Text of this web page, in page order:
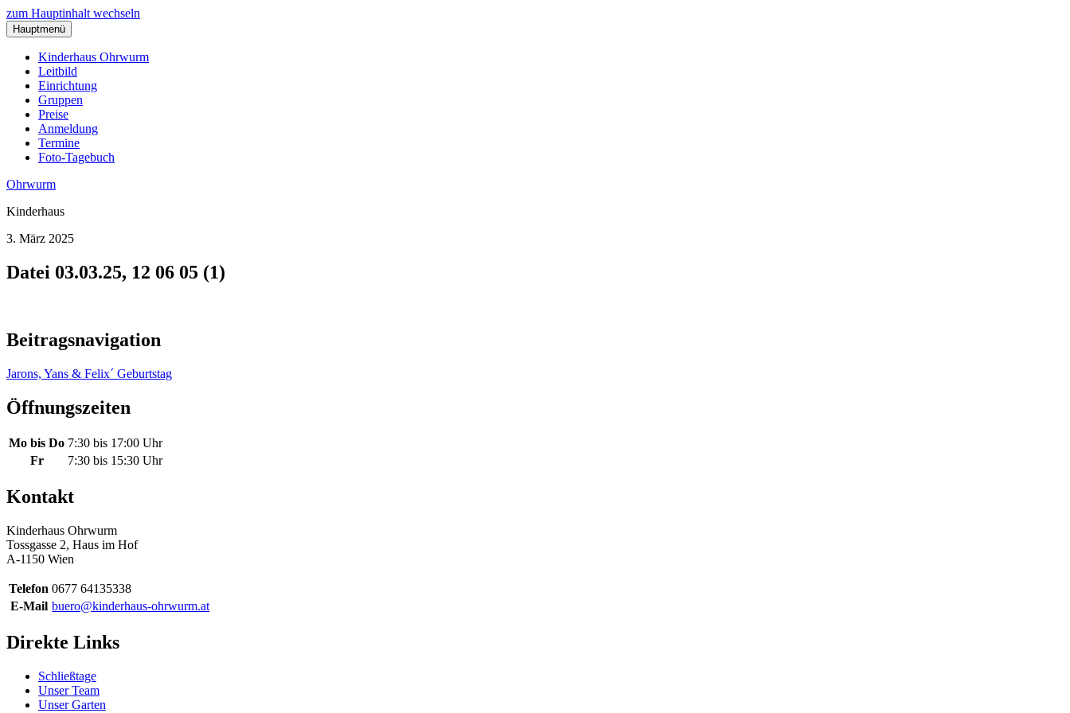
zum Hauptinhalt wechseln
Hauptmenü
Kinderhaus Ohrwurm
Leitbild
Einrichtung
Gruppen
Preise
Anmeldung
Termine
Foto-Tagebuch
Ohrwurm
Kinderhaus
3. März 2025
Datei 03.03.25, 12 06 05 (1)
Beitragsnavigation
Jarons, Yans & Felix´ Geburtstag
Öffnungszeiten
Mo bis Do 7:30 bis 17:00 Uhr
Fr
7:30 bis 15:30 Uhr
Kontakt
Kinderhaus Ohrwurm
Tossgasse 2, Haus im Hof
A-1150 Wien
Telefon 0677 64135338
E-Mail buero@kinderhaus-ohrwurm.at
Direkte Links
Schließtage
Unser Team
Unser Garten